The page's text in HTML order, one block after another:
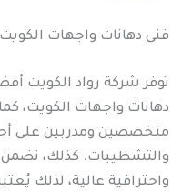
فنى دهانات واجهات الكويت
توفر شركة رواد الكويت
دهانات واجهات الكويت،
متخصصين ومدربين على
والتشطيبات. كذلك، تضمن
واحترافية عالية، لذلك